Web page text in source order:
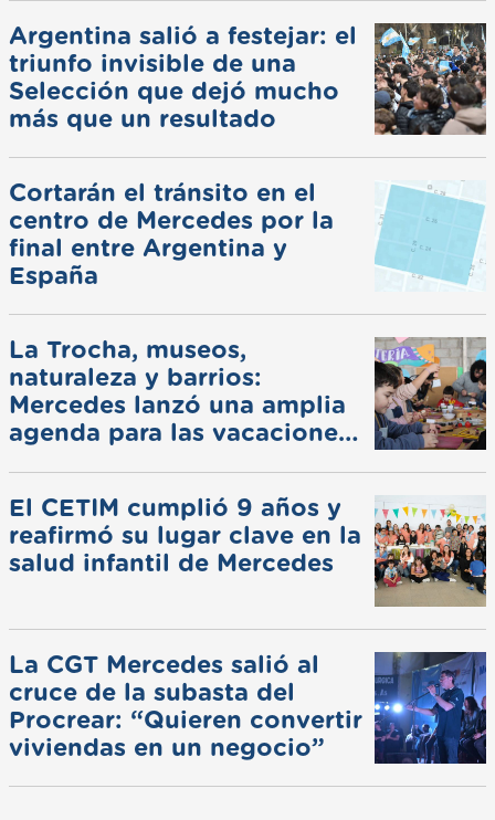
Argentina salió a festejar: el
triunfo invisible de una
Selección que dejó mucho
más que un resultado
Cortarán el tránsito en el
centro de Mercedes por la
final entre Argentina y
España
La Trocha, museos,
naturaleza y barrios:
Mercedes lanzó una amplia
agenda para las vacaciones
El CETIM cumplió 9 años y
reafirmó su lugar clave en la
salud infantil de Mercedes
La CGT Mercedes salió al
cruce de la subasta del
Procrear: “Quieren convertir
viviendas en un negocio”